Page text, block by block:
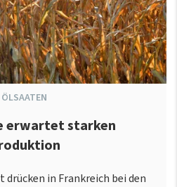
erwartet starken
drücken in Frankreich bei den